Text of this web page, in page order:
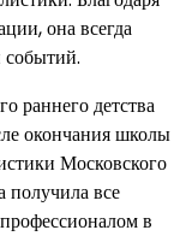
она всегда
событий.
раннего детства
окончания школы
Московского
получила все
в